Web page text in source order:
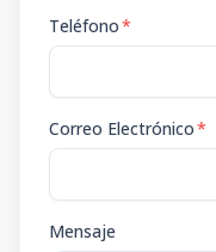
Teléfono*
Correo Electrónico*
Mensaje